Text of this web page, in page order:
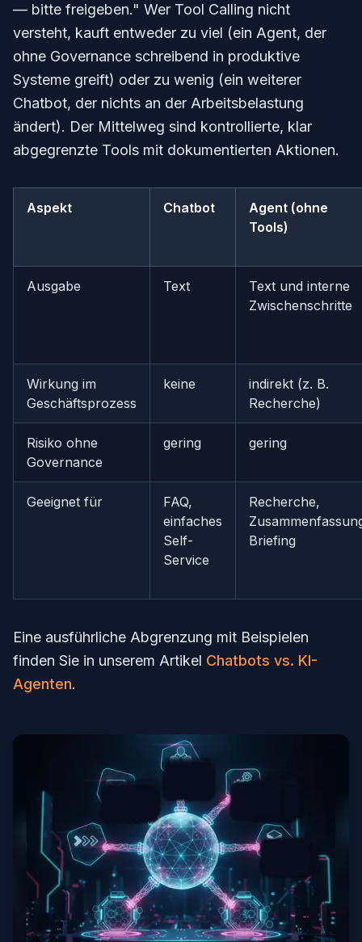
— bitte freigeben." Wer Tool Calling nicht
versteht, kauft entweder zu viel (ein Agent, der
ohne Governance schreibend in produktive
Systeme greift) oder zu wenig (ein weiterer
Chatbot, der nichts an der Arbeitsbelastung
ändert). Der Mittelweg sind kontrollierte, klar
abgegrenzte Tools mit dokumentierten Aktionen.
Aspekt Chatbot
Agent (ohne
Tools)
Ausgabe Text
Text und interne
Zwischenschritte
Wirkung im
Geschäftsprozess
keine
indirekt (z. B.
Recherche)
Risiko ohne
Governance
gering gering
Geeignet für
FAQ,
einfaches
Self-
Service
Recherche,
Briefing
Eine ausführliche Abgrenzung mit Beispielen
finden Sie in unserem Artikel Chatbots vs. KI-
Agenten.